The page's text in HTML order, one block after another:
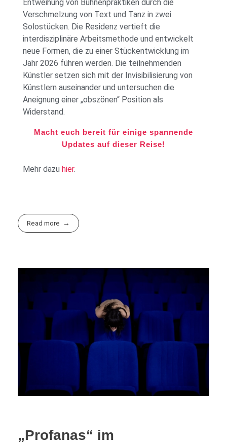
Entweihung von Bühnenpraktiken durch die
Verschmelzung von Text und Tanz in zwei
Solostücken. Die Residenz vertieft die
interdisziplinäre Arbeitsmethode und entwickelt
neue Formen, die zu einer Stückentwicklung im
Jahr 2026 führen werden. Die teilnehmenden
Künstler setzen sich mit der Invisibilisierung von
Künstlern auseinander und untersuchen die
Aneignung einer „obszönen“ Position als
Widerstand.
Macht euch bereit für einige spannende
Updates auf dieser Reise!
Mehr dazu hier.
Read more
„Profanas“ im